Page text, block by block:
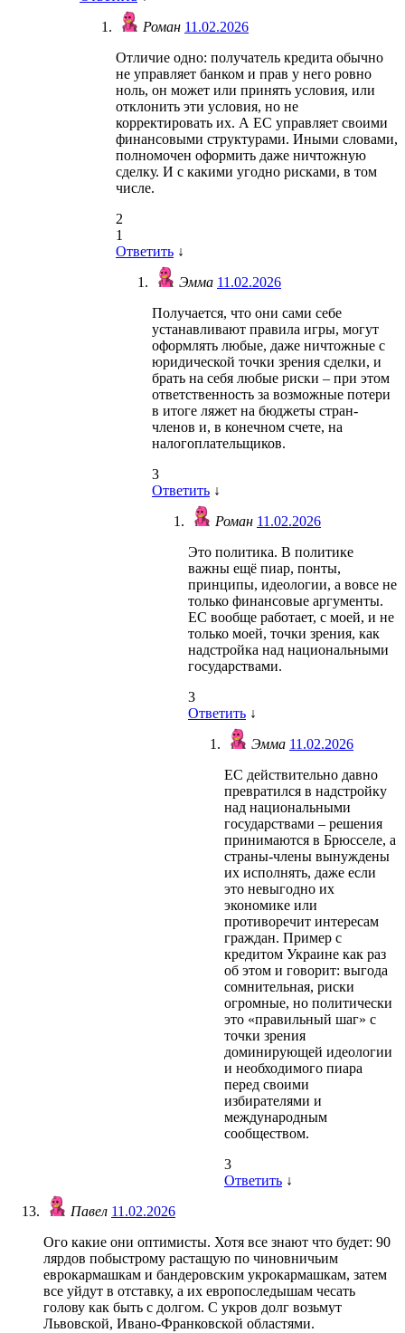
Роман 11.02.2026
Отличие одно: получатель кредита обычно
не управляет банком и прав у него ровно
ноль, он может или принять условия, или
отклонить эти условия, но не
корректировать их. А ЕС управляет своими
финансовыми структурами. Иными словами,
полномочен оформить даже ничтожную
сделку. И с какими угодно рисками, в том
числе.
2
1
Ответить ↓
Эмма 11.02.2026
Получается, что они сами себе
устанавливают правила игры, могут
оформлять любые, даже ничтожные с
юридической точки зрения сделки, и
брать на себя любые риски – при этом
ответственность за возможные потери
в итоге ляжет на бюджеты стран-
членов и, в конечном счете, на
налогоплательщиков.
3
Ответить ↓
Роман 11.02.2026
Это политика. В политике
важны ещё пиар, понты,
принципы, идеологии, а вовсе не
только финансовые аргументы.
ЕС вообще работает, с моей, и не
только моей, точки зрения, как
надстройка над национальными
государствами.
3
Ответить ↓
Эмма 11.02.2026
ЕС действительно давно
превратился в надстройку
над национальными
государствами – решения
принимаются в Брюсселе, а
страны-члены вынуждены
их исполнять, даже если
это невыгодно их
экономике или
противоречит интересам
граждан. Пример с
кредитом Украине как раз
об этом и говорит: выгода
сомнительная, риски
огромные, но политически
это «правильный шаг» с
точки зрения
доминирующей идеологии
и необходимого пиара
перед своими
избирателями и
международным
сообществом.
3
Ответить ↓
Павел 11.02.2026
Ого какие они оптимисты. Хотя все знают что будет: 90
лярдов побыстрому растащую по чиновничьим
еврокармашкам и бандеровским укрокармашкам, затем
все уйдут в отставку, а их европоследышам чесать
голову как быть с долгом. С укров долг возьмут
Львовской, Ивано-Франковской областями.